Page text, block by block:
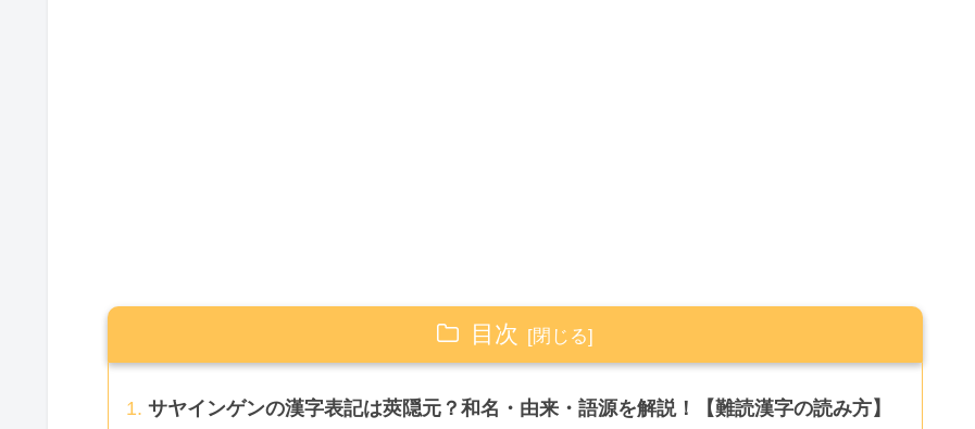
目次
サヤインゲンの漢字表記は莢隠元？和名・由来・語源を解説！【難読漢字の読み方】